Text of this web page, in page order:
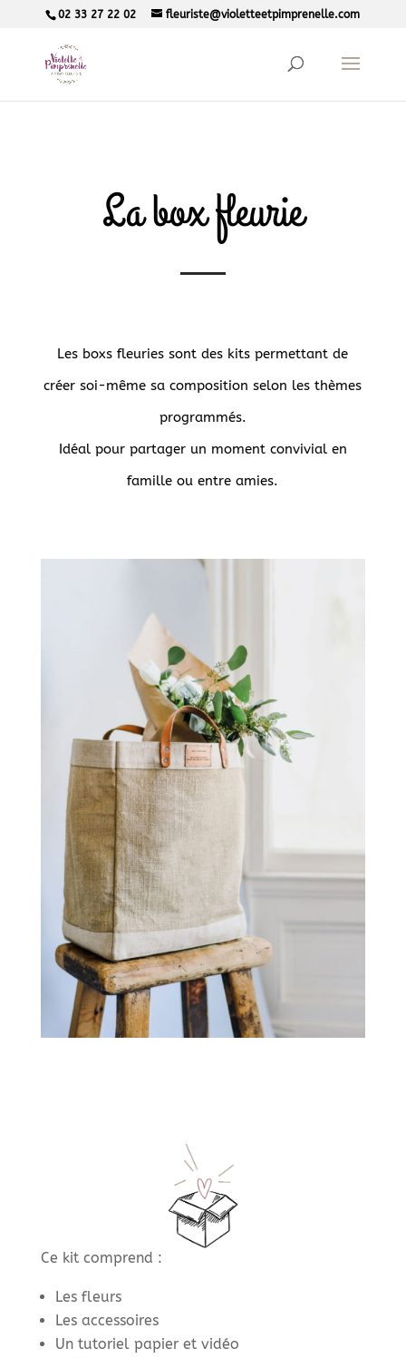
02 33 27 22 02 fleuriste@violetteetpimprenelle.com
La box fleurie
Les boxs fleuries sont des kits permettant de
créer soi-même sa composition selon les thèmes
programmés.
Idéal pour partager un moment convivial en
famille ou entre amies.
Ce kit comprend :
Les fleurs
Les accessoires
Un tutoriel papier et vidéo